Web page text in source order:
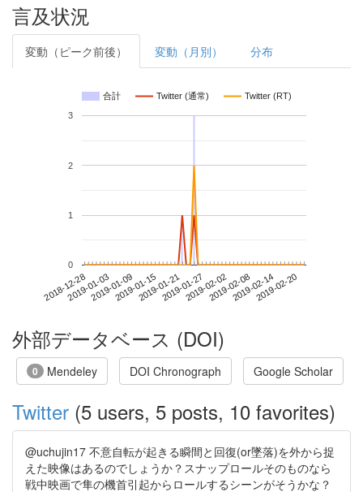
言及状況
変動（ピーク前後） 変動（月別） 分布
合計 Twitter (通常) Twitter (RT)
2018-12-282019-01-032019-01-092019-01-152019-01-212019-01-272019-02-022019-02-082019-02-142019-02-20
0
1
2
3
外部データベース (DOI)
0 Mendeley DOI Chronograph Google Scholar
Twitter (5 users, 5 posts, 10 favorites)
@uchujin17 不意自転が起きる瞬間と回復(or墜落)を外から捉
えた映像はあるのでしょうか？スナップロールそのものなら
戦中映画で隼の機首引起からロールするシーンがそうかな？